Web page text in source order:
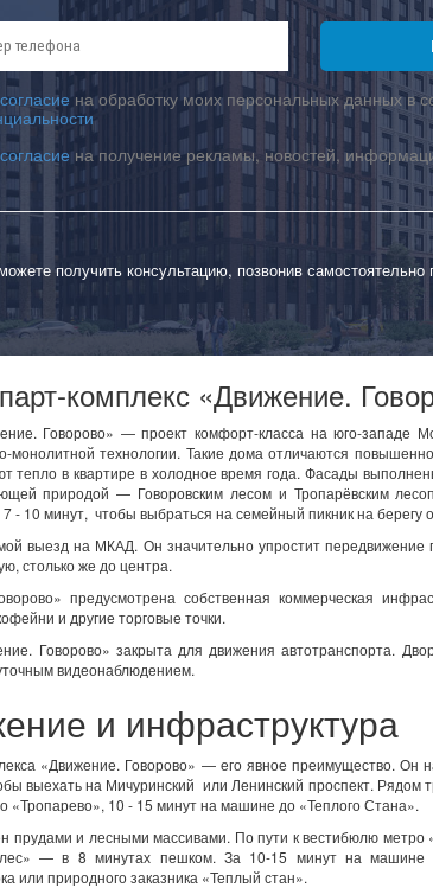
согласиена обработку моих персональных данных в
согласиена получение рекламы, новостей,
получить консультацию, позвонив самостоятельно
комплекс «Движение.
Говорово» — проект комфорт-класса на юго-западе
монолитной технологии. Такие дома отличаются
тепло в квартире в холодное время года. Фасады
природой — Говоровским лесом и Тропарёвским
- 10 минут, чтобы выбраться на семейный пикник на берегу
выезд на МКАД. Он значительно упростит
столько же до центра.
предусмотрена собственная коммерческая
и другие торговые точки.
Говорово» закрыта для движения автотранспорта.
видеонаблюдением.
и инфраструктура
«Движение. Говорово» — его явное преимущество. Он
выехать на Мичуринский или Ленинский проспект.
«Тропарево», 10 - 15 минут на машине до «Теплого Стана».
прудами и лесными массивами. По пути к вестибюлю метро
лес» — в 8 минутах пешком. За 10-15 минут на машине
или природного заказника «Теплый стан».